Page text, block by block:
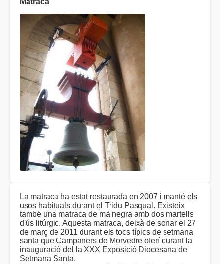
Matraca
La matraca ha estat restaurada en 2007 i manté els
usos habituals durant el Tridu Pasqual. Existeix
també una matraca de mà negra amb dos martells
d'ús litúrgic. Aquesta matraca, deixà de sonar el 27
de març de 2011 durant els tocs típics de setmana
santa que Campaners de Morvedre oferí durant la
inauguració del la XXX Exposició Diocesana de
Setmana Santa.